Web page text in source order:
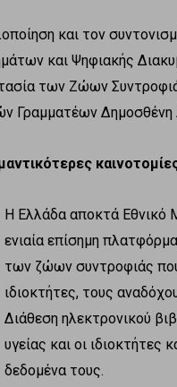
και τον
και Ψηφιακής
των Ζώων
Γραμματέων
Η Ελλάδα αποκτά Εθνικό
ενιαία επίσημη
των ζώων συντροφιάς που
ιδιοκτήτες, τους
Διάθεση ηλεκτρονικού
υγείας και οι
δεδομένα τους.